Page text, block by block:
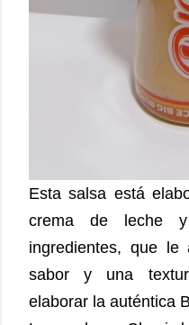
Esta salsa está
crema de leche
ingredientes, que le
sabor y una
elaborar la auténtica